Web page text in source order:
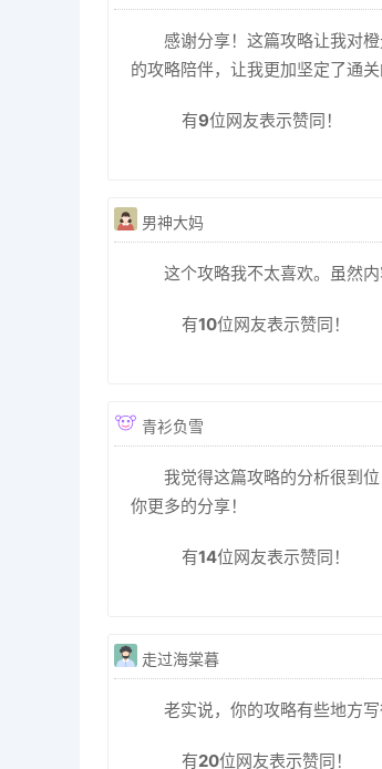
感谢分享！这篇攻略让我对
的攻略陪伴，让我更加坚定了通关
有9位网友表示赞同！
男神大妈
这个攻略我不太喜欢。虽然
有10位网友表示赞同！
青衫负雪
我觉得这篇攻略的分析很到
你更多的分享！
有14位网友表示赞同！
走过海棠暮
老实说，你的攻略有些地方
有20位网友表示赞同！